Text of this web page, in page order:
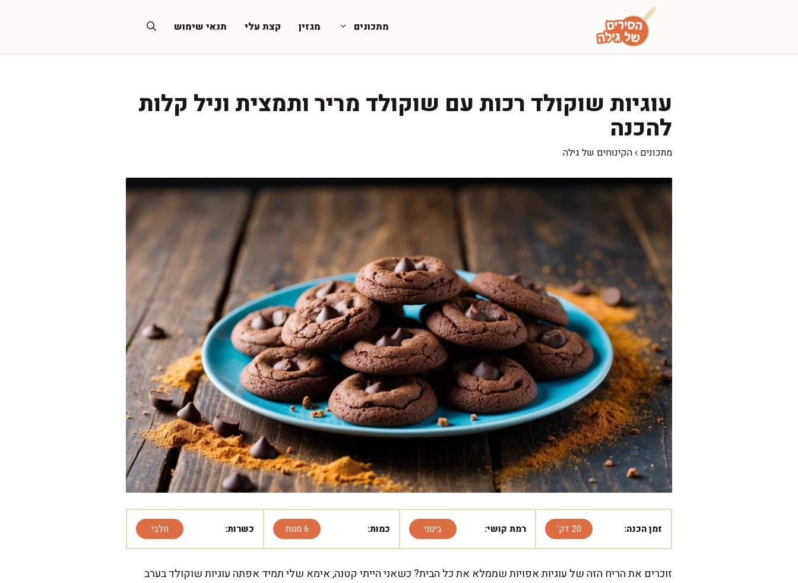
מתכונים מגזין קצת עלי תנאי שימוש
עוגיות שוקולד רכות עם שוקולד מריר ותמצית וניל קלות
להכנה
מתכונים › הקינוחים של גילה
זמן הכנה: 20 דק' רמת קושי: בינוני כמות: 6 מנות כשרות: חלבי
זוכרים את הריח הזה של עוגיות אפויות שממלא את כל הבית? כשאני הייתי קטנה, אימא שלי תמיד אפתה עוגיות שוקולד בערב